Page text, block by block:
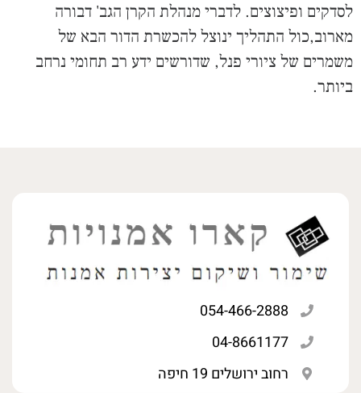
לסדקים ופיצוצים. לדברי מנהלת הקרן הגב' דבורה
מארוב,כול התהליך ינוצל להכשרת הדור הבא של
משמרים של ציורי פנל, שדורשים ידע רב תחומי נרחב
ביותר.
054-466-2888
04-8661177
רחוב ירושלים 19 חיפה